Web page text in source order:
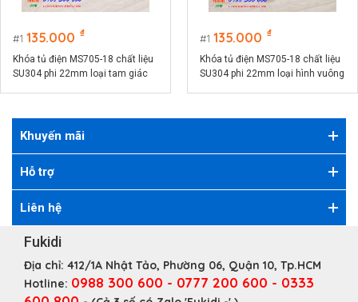
1 135.000 ₫
Khóa tủ điện MS705-18 chất liệu
SU304 phi 22mm loại tam giác
1 135.000 ₫
Khóa tủ điện MS705-18 chất liệu
SU304 phi 22mm loại hình vuông
Khuyến mãi
Hỗ trợ
Liên hệ
Fukidi
Địa chỉ: 412/1A Nhật Tảo, Phường 06, Quận 10, Tp.HCM
Hotline: 0988 300 600 - 0777 200 600 - 0333